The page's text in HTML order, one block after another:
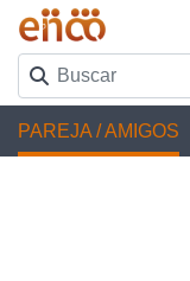
PAREJA / AMIGOS